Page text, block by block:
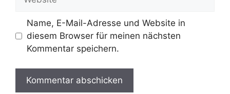
Name, E-Mail-Adresse und Website in
diesem Browser für meinen nächsten
Kommentar speichern.